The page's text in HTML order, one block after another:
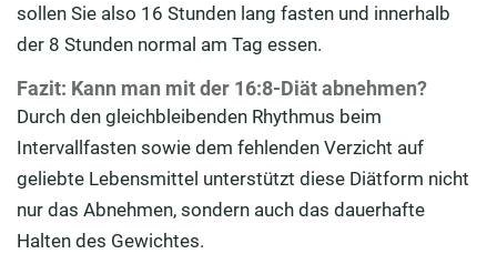
sollen Sie also 16 Stunden lang fasten und innerhalb
der 8 Stunden normal am Tag essen.
Fazit: Kann man mit der 16:8-Diät abnehmen?
Durch den gleichbleibenden Rhythmus beim
Intervallfasten sowie dem fehlenden Verzicht auf
geliebte Lebensmittel unterstützt diese Diätform nicht
nur das Abnehmen, sondern auch das dauerhafte
Halten des Gewichtes.